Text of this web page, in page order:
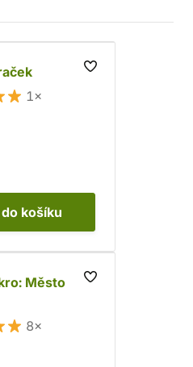
1×
do košíku
Město
8×